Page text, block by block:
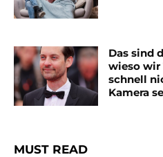
Das sind
wieso wir
schnell
Kamera
MUST READ